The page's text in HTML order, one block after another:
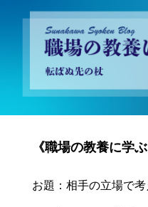
砂川昇建会長ブログ 職場の
《職場の教養に学ぶ
お題：相手の立場で考